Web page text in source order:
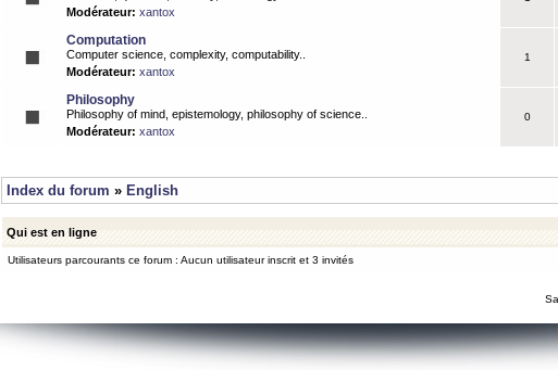
Modérateur: xantox
Computation
Computer science, complexity, computability..
Modérateur: xantox
1
Philosophy
Philosophy of mind, epistemology, philosophy of science..
Modérateur: xantox
0
Index du forum » English
Qui est en ligne
Utilisateurs parcourants ce forum : Aucun utilisateur inscrit et 3 invités